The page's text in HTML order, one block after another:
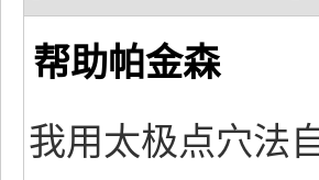
帮助帕金森
我用太极点穴法